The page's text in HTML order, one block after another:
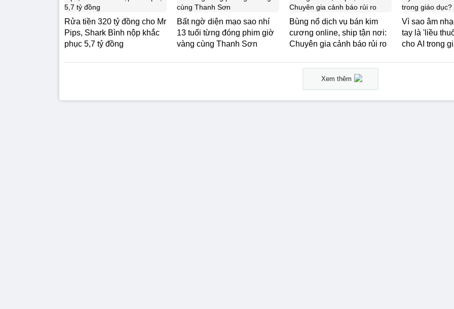
Rửa tiền 320 tỷ đồng cho Mr
Pips, Shark Bình nộp khắc
phục 5,7 tỷ đồng
Bất ngờ diện mạo sao nhí
13 tuổi từng đóng phim giờ
vàng cùng Thanh Sơn
Bùng nổ dịch vụ bán kim
cương online, ship tận nơi:
Chuyên gia cảnh báo rủi ro
Vì sao âm
tay là 'liều
cho AI trong
Xem thêm